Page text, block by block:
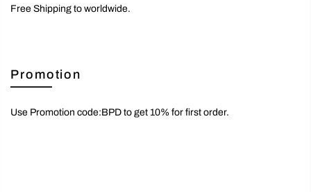
Free Shipping to worldwide.
Promotion
Use Promotion code:BPD to get 10% for first order.